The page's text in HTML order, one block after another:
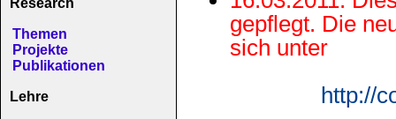
Research
Themen
Projekte
Publikationen
Lehre
gepflegt. Die
sich unter
http://